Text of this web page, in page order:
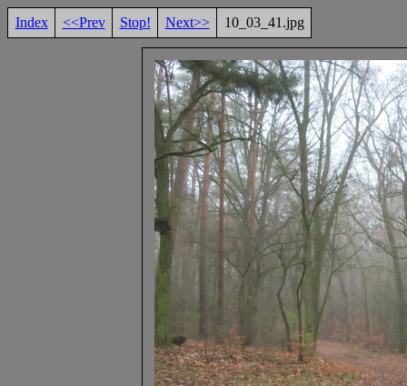
Index <<Prev Stop! Next>> 10_03_41.jpg